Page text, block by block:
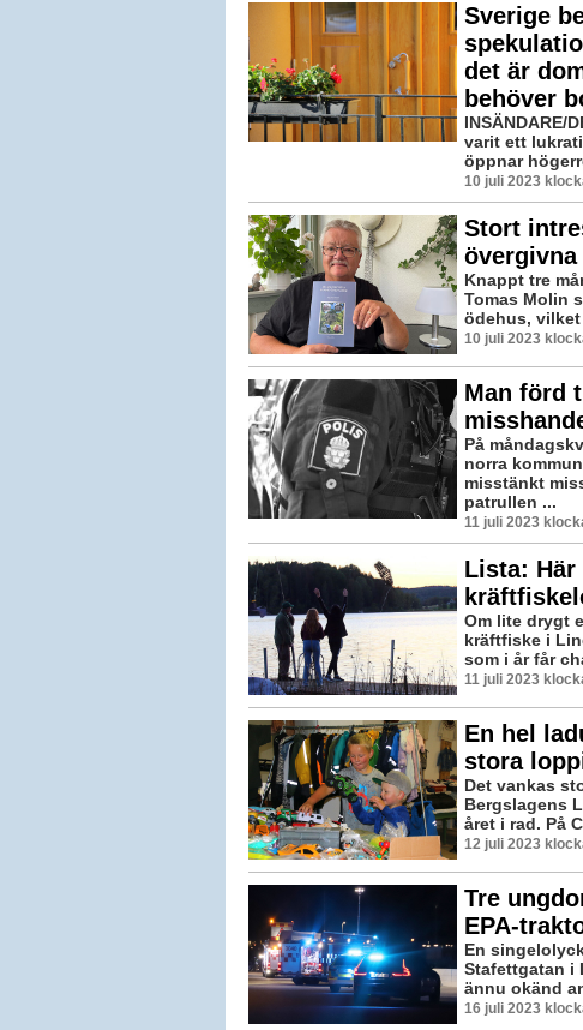
Sverige
det är
behöver
INSÄNDARE/
varit ett
öppnar
10 juli 2023
Stort
övergivna
Knappt tre
Tomas Molin
ödehus,
10 juli 2023
Man förd
På
norra
misstänkt
patrullen ...
11 juli 2023
Lista:
Om lite drygt
kräftfiske i
som i år får
11 juli 2023
En hel
stora
Det vankas
Bergslagens
året i rad. På
12 juli 2023
Tre
EPA-
En
Stafettgatan i
ännu okänd
16 juli 2023